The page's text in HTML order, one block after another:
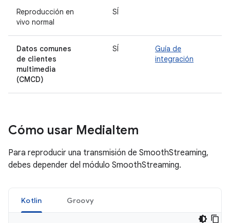
Reproducción en
vivo normal
SÍ
Datos comunes
de clientes
multimedia
(CMCD)
SÍ
Guía de
integración
Cómo usar MediaItem
Para reproducir una transmisión de SmoothStreaming,
debes depender del módulo SmoothStreaming.
Kotlin Groovy